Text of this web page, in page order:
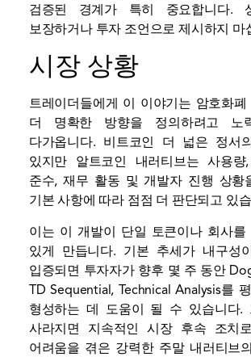
검증된 경계가 특히 중요합니다.
보장하거나 투자 조언으로 제시하지 마
시장 상황
트레이더들에게 이 이야기는 암호화폐
더 명확한 방향을 정의하려고 노
다가옵니다. 비트코인
더 넓은 정서
있지만 알트코인 내러티브는 사용
준수, 재무 활동 및 개발자 진행 상황
기본 사항에 따라 점점 더 판단되고 있
이는 이 개발이 단일 토큰이나 회사를
있게 만듭니다. 기본 추세가 내구성
입증되면 투자자가 향후 몇 주 동안
TD Sequential, Technical Analysis를
형성하는 데 도움이 될 수 있습니다.
사라지면 지속적인 시장 후속 조치
어려움을 겪은 강력한 주말 내러티브